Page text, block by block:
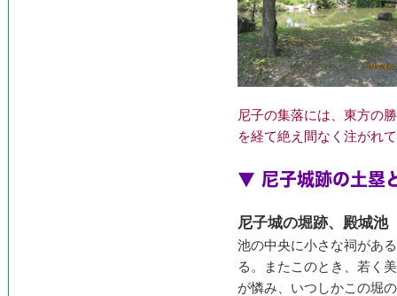
尼子の集落には、東方の
を経て絶え間なく注がれ
▼ 尼子城跡の土塁
尼子城の堀跡、殿城
池の中央に小さな祠があ
る。またこのとき、若く
が憐み、いつしかこの堀